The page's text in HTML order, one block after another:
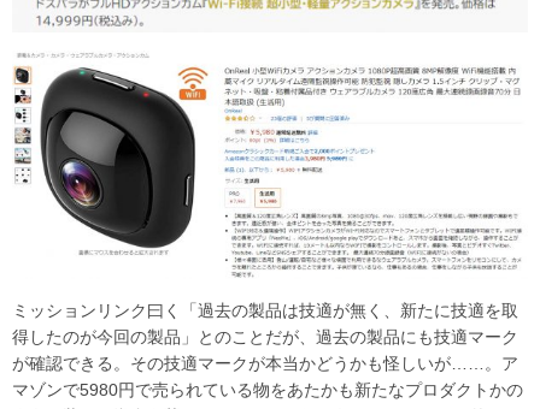
ミッションリンク曰く「過去の製品は技適が無く、新たに技適を取
得したのが今回の製品」とのことだが、過去の製品にも技適マーク
が確認できる。その技適マークが本当かどうかも怪しいが……。ア
マゾンで5980円で売られている物をあたかも新たなプロダクトかの